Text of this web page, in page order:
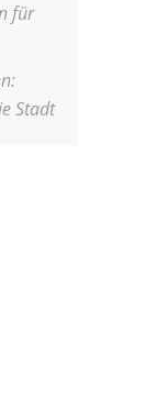
für
Stadt